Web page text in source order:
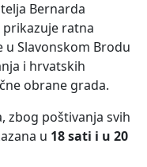
Bernarda
prikazuje ratna
u Slavonskom Brodu
i hrvatskih
obrane grada.
zbog poštivanja svih
u 18 sati i u 20